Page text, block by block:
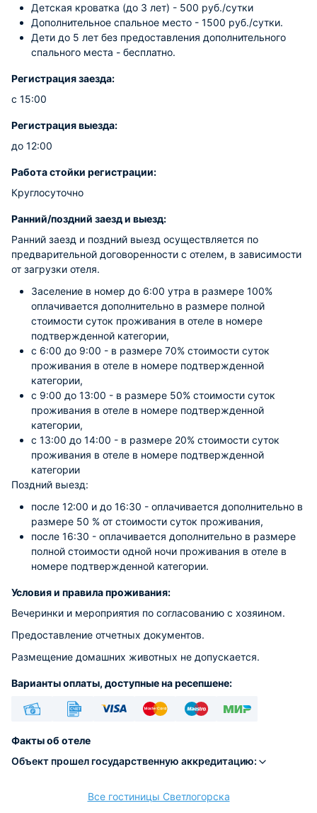
Детская кроватка (до 3 лет) - 500 руб./сутки
Дополнительное спальное место - 1500 руб./сутки.
Дети до 5 лет без предоставления дополнительного
спального места - бесплатно.
Регистрация заезда:
с 15:00
Регистрация выезда:
до 12:00
Работа стойки регистрации:
Круглосуточно
Ранний/поздний заезд и выезд:
Ранний заезд и поздний выезд осуществляется по
предварительной договоренности с отелем, в зависимости
от загрузки отеля.
Заселение в номер до 6:00 утра в размере 100%
оплачивается дополнительно в размере полной
стоимости суток проживания в отеле в номере
подтвержденной категории,
с 6:00 до 9:00 - в размере 70% стоимости суток
проживания в отеле в номере подтвержденной
категории,
с 9:00 до 13:00 - в размере 50% стоимости суток
проживания в отеле в номере подтвержденной
категории,
с 13:00 до 14:00 - в размере 20% стоимости суток
проживания в отеле в номере подтвержденной
категории
Поздний выезд:
после 12:00 и до 16:30 - оплачивается дополнительно в
размере 50 % от стоимости суток проживания,
после 16:30 - оплачивается дополнительно в размере
полной стоимости одной ночи проживания в отеле в
номере подтвержденной категории.
Условия и правила проживания:
Вечеринки и мероприятия по согласованию с хозяином.
Предоставление отчетных документов.
Размещение домашних животных не допускается.
Варианты оплаты, доступные на ресепшене:
Факты об отеле
Объект прошел государственную аккредитацию:
Все гостиницы Светлогорска